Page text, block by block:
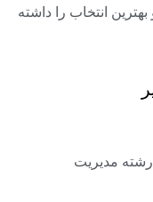
انتخاب را داشته
رشته مدیریت